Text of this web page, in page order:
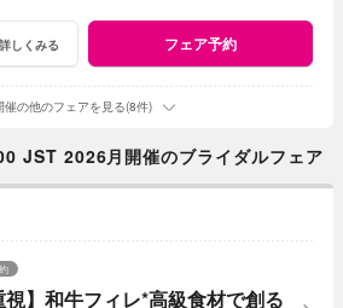
詳しくみる フェア予約
催の他のフェアを見る(8件)
JST 2026月開催のブライダルフェア
】和牛フィレ*高級食材で創る